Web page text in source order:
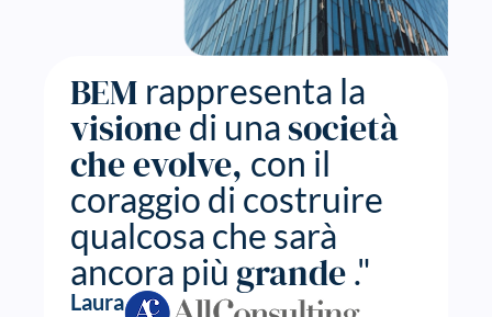
BEM rappresenta la
visione di una società
che evolve, con il
coraggio di costruire
qualcosa che sarà
ancora più grande ."
Laura